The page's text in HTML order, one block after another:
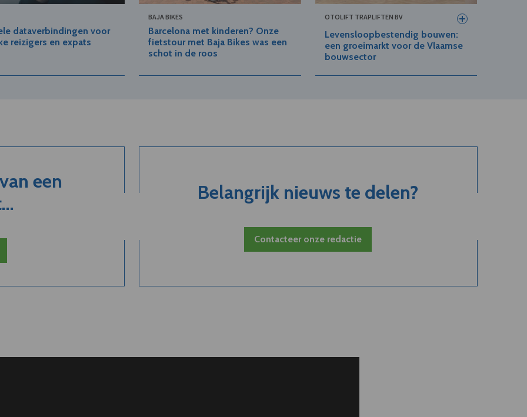
dataverbindingen voor
reizigers en expats
BAJA BIKES
Barcelona met kinderen? Onze
fietstour met Baja Bikes was een
schot in de roos
OTOLIFT TRAPLIFTEN BV
Levensloopbestendig bouwen:
een groeimarkt voor de Vlaamse
bouwsector
een
Belangrijk nieuws te delen?
Contacteer onze redactie